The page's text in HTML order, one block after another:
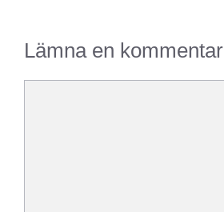
Lämna en kommentar